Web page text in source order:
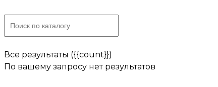
Все результаты ({{count}})
По вашему запросу нет результатов